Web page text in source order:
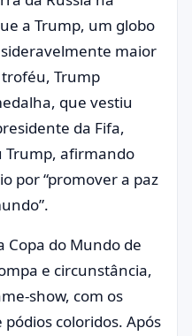
a Trump, um globo
maior
Trump
que vestiu
da Fifa,
Trump, afirmando
por “promover a paz
Copa do Mundo de
e circunstância,
show, com os
coloridos. Após